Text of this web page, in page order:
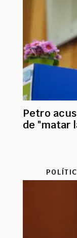
Petro
de "matar